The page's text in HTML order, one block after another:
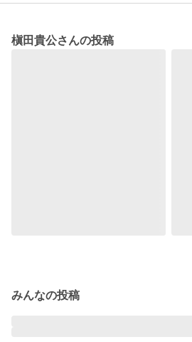
槇田貴公さんの投稿
みんなの投稿